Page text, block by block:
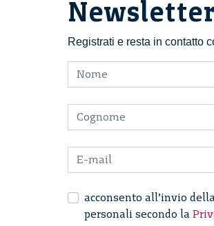
Registrati e resta in contatto
acconsento all’invio
personali secondo la